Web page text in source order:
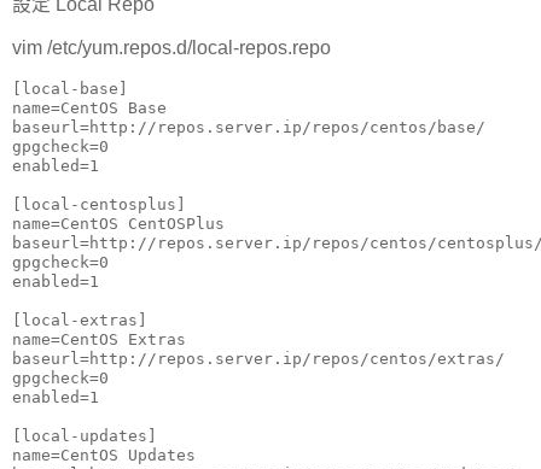
設定 Local Repo
vim /etc/yum.repos.d/local-repos.repo
[local-base]
name=CentOS Base
baseurl=http://repos.server.ip/repos/centos/base/
gpgcheck=0
enabled=1
[local-centosplus]
name=CentOS CentOSPlus
baseurl=http://repos.server.ip/repos/centos/
gpgcheck=0
enabled=1
[local-extras]
name=CentOS Extras
baseurl=http://repos.server.ip/repos/centos/extras/
gpgcheck=0
enabled=1
[local-updates]
name=CentOS Updates